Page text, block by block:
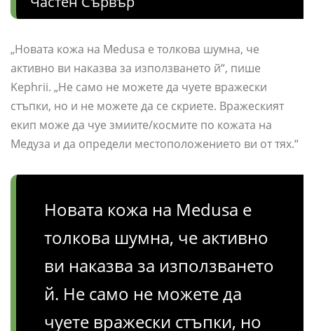
„Новата кожа на Medusa е толкова шумна, че
активно ви наказва за използването й“, пише
Kephrii. „Не само не можете да чуете вражески
стъпки, но и не можете да се скриете. Вражеският
екип може да чуе змиите/космите по кожата на
Медуза и да определи местоположението ви от тях.“
Новата кожа на Medusa е
толкова шумна, че активно
ви наказва за използването
й. Не само не можете да
чуете вражески стъпки, но